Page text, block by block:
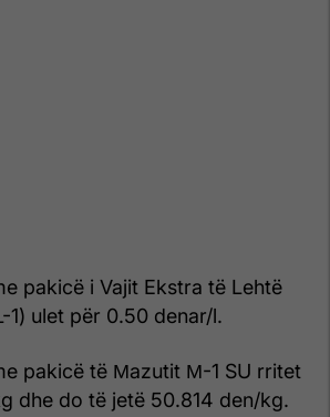
pakicë i Vajit Ekstra të Lehtë
1) ulet për 0.50 denar/l.
pakicë të Мazutit М-1 SU rritet
dhe do të jetë 50.814 den/kg.